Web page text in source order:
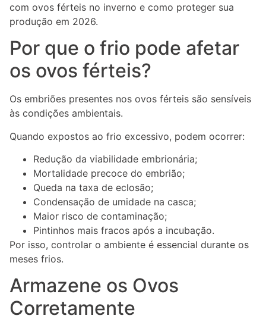
com ovos férteis no inverno e como proteger sua
produção em 2026.
Por que o frio pode afetar
os ovos férteis?
Os embriões presentes nos ovos férteis são sensíveis
às condições ambientais.
Quando expostos ao frio excessivo, podem ocorrer:
Redução da viabilidade embrionária;
Mortalidade precoce do embrião;
Queda na taxa de eclosão;
Condensação de umidade na casca;
Maior risco de contaminação;
Pintinhos mais fracos após a incubação.
Por isso, controlar o ambiente é essencial durante os
meses frios.
Armazene os Ovos
Corretamente